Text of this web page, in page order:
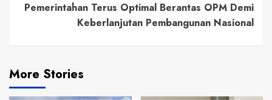
Pemerintahan Terus Optimal Berantas OPM Demi
Keberlanjutan Pembangunan Nasional
More Stories